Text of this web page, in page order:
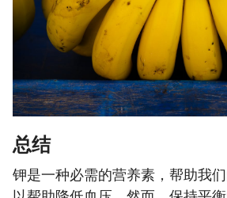
总结
钾是一种必需的营养素，帮助我